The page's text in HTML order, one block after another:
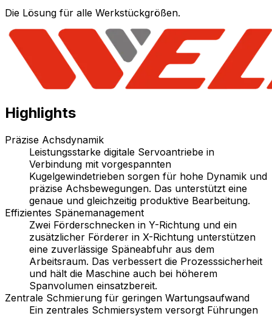
Die Lösung für alle Werkstückgrößen.
Highlights
Präzise Achsdynamik
Leistungsstarke digitale Servoantriebe in
Verbindung mit vorgespannten
Kugelgewindetrieben sorgen für hohe Dynamik und
präzise Achsbewegungen. Das unterstützt eine
genaue und gleichzeitig produktive Bearbeitung.
Effizientes Spänemanagement
Zwei Förderschnecken in Y-Richtung und ein
zusätzlicher Förderer in X-Richtung unterstützen
eine zuverlässige Späneabfuhr aus dem
Arbeitsraum. Das verbessert die Prozesssicherheit
und hält die Maschine auch bei höherem
Spanvolumen einsatzbereit.
Zentrale Schmierung für geringen Wartungsaufwand
Ein zentrales Schmiersystem versorgt Führungen